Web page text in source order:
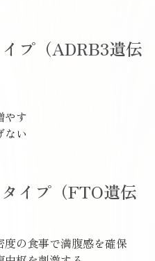
プ（ADRB3遺伝
やす
ない
イプ（FTO遺伝
度の食事で満腹感を確保